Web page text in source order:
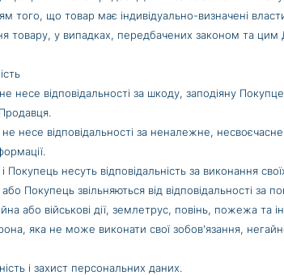
того, що товар має індивідуально-визначені
товару, у випадках, передбачених законом та цим
несе відповідальності за шкоду, заподіяну
несе відповідальності за неналежне,
Покупець несуть відповідальність за виконання
Покупець звільняються від відповідальності
або військові дії, землетрус, повінь, пожежа
яка не може виконати свої зобов'язання,
і захист персональних даних.